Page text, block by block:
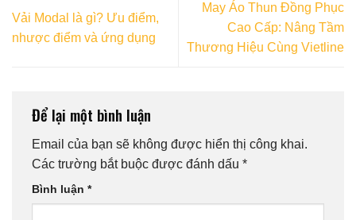
Vải Modal là gì? Ưu điểm,
nhược điểm và ứng dụng
May Áo Thun Đồng Phục
Cao Cấp: Nâng Tầm
Thương Hiệu Cùng Vietline
Để lại một bình luận
Email của bạn sẽ không được hiển thị công khai.
Các trường bắt buộc được đánh dấu *
Bình luận *